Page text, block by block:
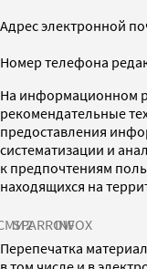
Адрес электронной
Номер телефона
На информационном
рекомендательные
предоставления
систематизации и
к предпочтениям
находящихся на
SPARROWINFOX
Перепечатка